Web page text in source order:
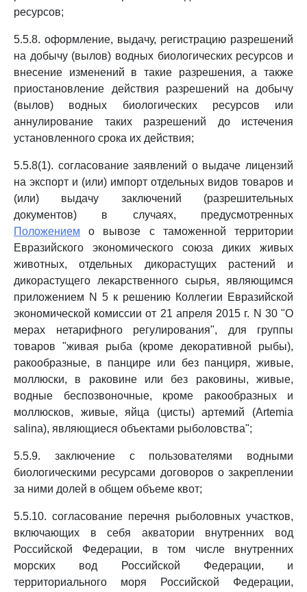
ресурсов;
5.5.8. оформление, выдачу, регистрацию разрешений
на добычу (вылов) водных биологических ресурсов и
внесение изменений в такие разрешения, а также
приостановление действия разрешений на добычу
(вылов) водных биологических ресурсов или
аннулирование таких разрешений до истечения
установленного срока их действия;
5.5.8(1). согласование заявлений о выдаче лицензий
на экспорт и (или) импорт отдельных видов товаров и
(или) выдачу заключений (разрешительных
документов) в случаях, предусмотренных
Положением о вывозе с таможенной территории
Евразийского экономического союза диких живых
животных, отдельных дикорастущих растений и
дикорастущего лекарственного сырья, являющимся
приложением N 5 к решению Коллегии Евразийской
экономической комиссии от 21 апреля 2015 г. N 30 "О
мерах нетарифного регулирования", для группы
товаров "живая рыба (кроме декоративной рыбы),
ракообразные, в панцире или без панциря, живые,
моллюски, в раковине или без раковины, живые,
водные беспозвоночные, кроме ракообразных и
моллюсков, живые, яйца (цисты) артемий (Artemia
salina), являющиеся объектами рыболовства";
5.5.9. заключение с пользователями водными
биологическими ресурсами договоров о закреплении
за ними долей в общем объеме квот;
5.5.10. согласование перечня рыболовных участков,
включающих в себя акватории внутренних вод
Российской Федерации, в том числе внутренних
морских вод Российской Федерации, и
территориального моря Российской Федерации,